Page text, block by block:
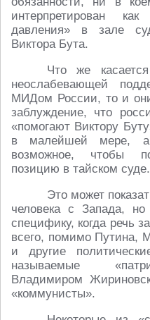
интерпретирован
давления» в зале
Виктора Бута.
Что же
неослабевающей
МИДом России, то и
заблуждение, что
«помогают Виктору
в малейшей мере,
возможное, чтобы
позицию в тайском суде.
Это может
человека с Запада,
специфику, когда речь
всего, помимо Путина,
и другие
называемые
Владимиром
«коммунисты».